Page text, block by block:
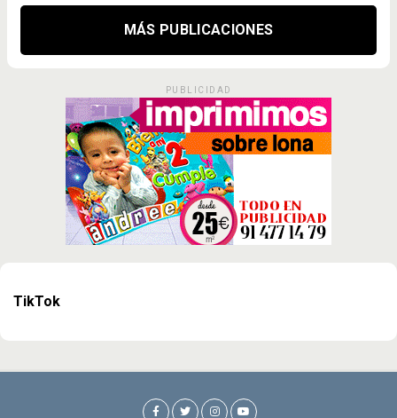
MÁS PUBLICACIONES
PUBLICIDAD
TikTok